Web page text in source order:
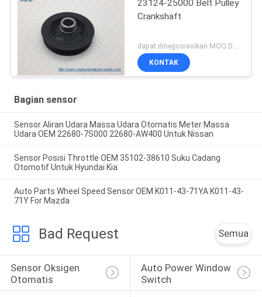
23124-25000 Belt Pulley
Crankshaft
dapat dinegosiasikan MOQ:Dapat dinegosiasikan
KONTAK
Bagian sensor
Sensor Aliran Udara Massa Udara Otomatis Meter Massa
Udara OEM 22680-7S000 22680-AW400 Untuk Nissan
Sensor Posisi Throttle OEM 35102-38610 Suku Cadang
Otomotif Untuk Hyundai Kia
Auto Parts Wheel Speed Sensor OEM K011-43-71YA K011-43-
71Y For Mazda
Bad Request Semua
Sensor Oksigen
Otomatis
Auto Power Window
Switch